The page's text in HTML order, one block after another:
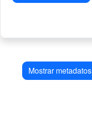
Mostrar metadatos